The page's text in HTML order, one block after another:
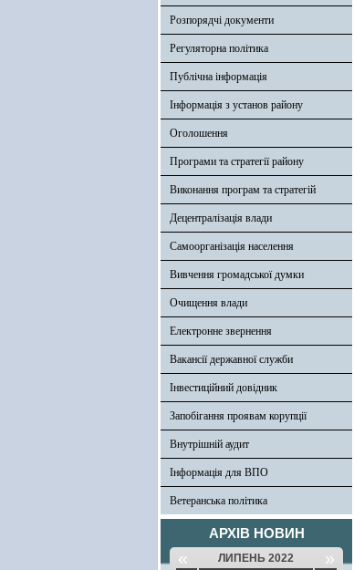
Розпорядчі документи
Регуляторна політика
Публічна інформація
Інформація з установ району
Оголошення
Програми та стратегії району
Виконання програм та стратегій
Децентралізація влади
Самоорганізація населення
Вивчення громадської думки
Очищення влади
Електронне звернення
Вакансії державної служби
Інвестиційний довідник
Запобігання проявам корупції
Внутрішній аудит
Інформація для ВПО
Ветеранська політика
АРХІВ НОВИН
« ЛИПЕНЬ 2022 »